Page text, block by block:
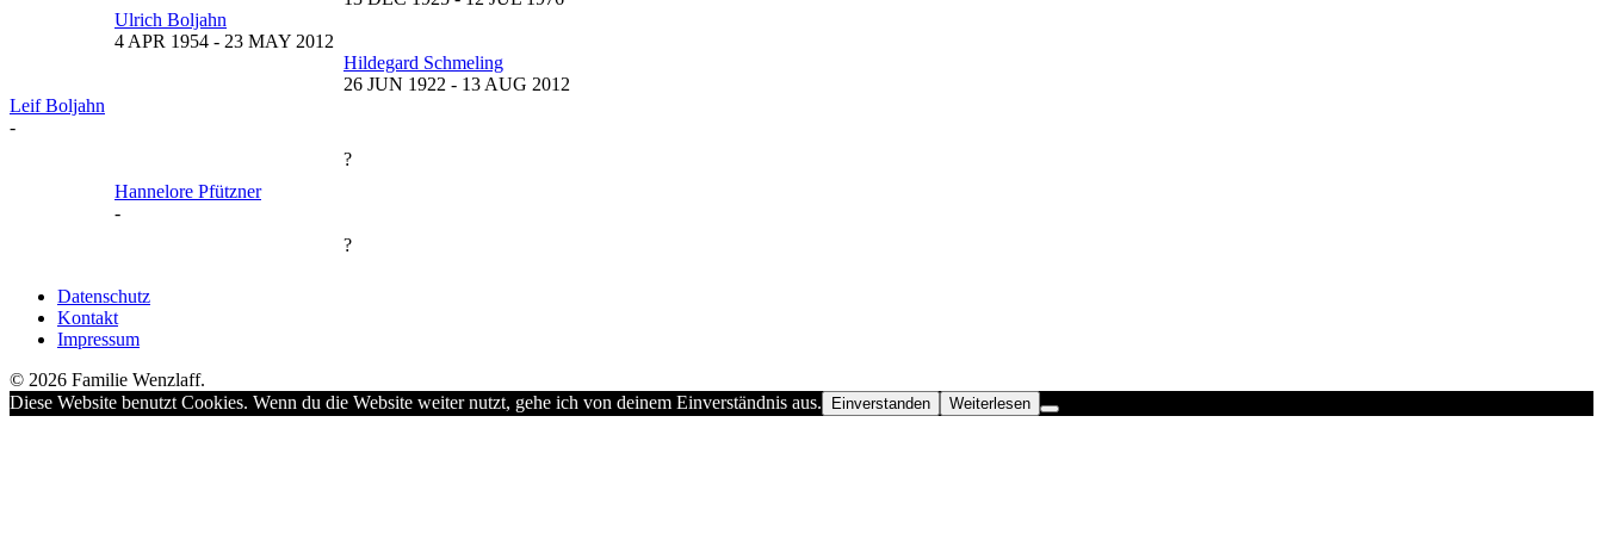
Ulrich Boljahn
4 APR 1954 - 23 MAY 2012
Hildegard Schmeling
26 JUN 1922 - 13 AUG 2012
Leif Boljahn
-
?
Hannelore Pfützner
-
?
Datenschutz
Kontakt
Impressum
© 2026 Familie Wenzlaff.
Diese Website benutzt Cookies. Wenn du die Website weiter nutzt, gehe ich von deinem Einverständnis aus.
Einverstanden Weiterlesen